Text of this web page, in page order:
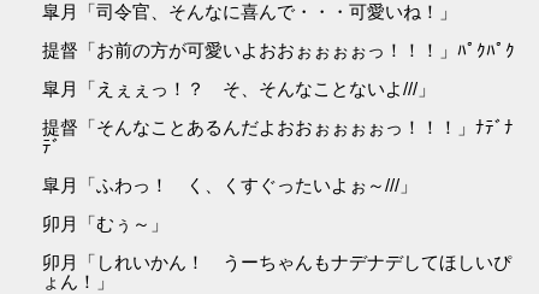
皐月「司令官、そんなに喜んで・・・可愛いね！」
提督「お前の方が可愛いよおおぉぉぉぉっ！！！」ﾊﾟｸﾊﾟｸ
皐月「えぇぇっ！？ そ、そんなことないよ///」
提督「そんなことあるんだよおおぉぉぉぉっ！！！」ﾅﾃﾞﾅ
ﾃﾞ
皐月「ふわっ！ く、くすぐったいよぉ～///」
卯月「むぅ～」
卯月「しれいかん！ うーちゃんもナデナデしてほしいぴ
ょん！」